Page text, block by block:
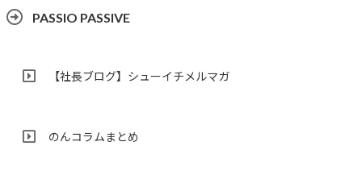
PASSIO PASSIVE
【社長ブログ】シューイチメルマガ
のんコラムまとめ